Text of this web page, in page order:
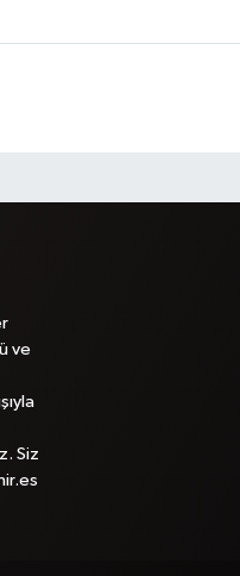
ve
Siz